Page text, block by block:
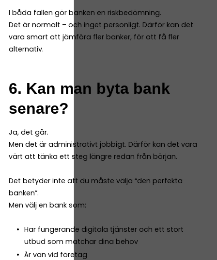
I båda fallen gör banken en riskbedömning.
Det är normalt – och inget personligt. Därför kan det
vara smart att jämföra fler banker, för att få fler
alternativ.
6. Kan man byta bank
senare?
Ja, det går.
Men det är administrativt jobbigt. Därför kan det vara
värt att tänka ett steg längre redan från början.
Det betyder inte att du måste välja “den perfekta
banken”.
Men välj en bank som:
Har fungerande digitala tjänster och ett stort
utbud som matchar dina behov
Är van vid företag